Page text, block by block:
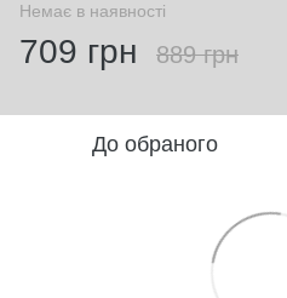
Немає в наявності
709 грн 889 грн
До обраного